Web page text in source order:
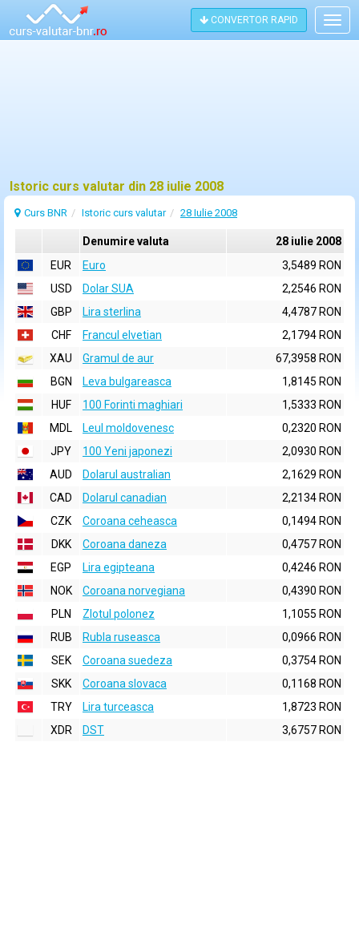
CONVERTOR RAPID
Istoric curs valutar din 28 iulie 2008
Curs BNR Istoric curs valutar 28 Iulie 2008
Denumire valuta
28 iulie 2008
EUR
Euro
3,5489 RON
USD
Dolar SUA
2,2546 RON
GBP
Lira sterlina
4,4787 RON
CHF
Francul elvetian
2,1794 RON
XAU
Gramul de aur
67,3958 RON
BGN
Leva bulgareasca
1,8145 RON
HUF
100 Forinti maghiari
1,5333 RON
MDL
Leul moldovenesc
0,2320 RON
JPY
100 Yeni japonezi
2,0930 RON
AUD
Dolarul australian
2,1629 RON
CAD
Dolarul canadian
2,2134 RON
CZK
Coroana ceheasca
0,1494 RON
DKK
Coroana daneza
0,4757 RON
EGP
Lira egipteana
0,4246 RON
NOK
Coroana norvegiana
0,4390 RON
PLN
Zlotul polonez
1,1055 RON
RUB
Rubla ruseasca
0,0966 RON
SEK
Coroana suedeza
0,3754 RON
SKK
Coroana slovaca
0,1168 RON
TRY
Lira turceasca
1,8723 RON
XDR
DST 3,6757 RON